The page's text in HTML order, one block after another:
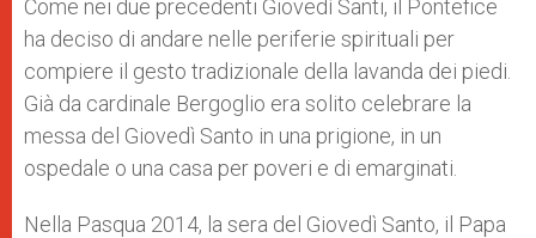
Come nei due precedenti Giovedì Santi, il Pontefice
ha deciso di andare nelle periferie spirituali per
compiere il gesto tradizionale della lavanda dei piedi.
Già da cardinale Bergoglio era solito celebrare la
messa del Giovedì Santo in una prigione, in un
ospedale o una casa per poveri e di emarginati.
Nella Pasqua 2014, la sera del Giovedì Santo, il Papa